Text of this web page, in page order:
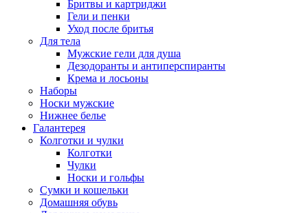
Бритвы и картриджи
Гели и пенки
Уход после бритья
Для тела
Мужские гели для душа
Дезодоранты и антиперспиранты
Крема и лосьоны
Наборы
Носки мужские
Нижнее белье
Галантерея
Колготки и чулки
Колготки
Чулки
Носки и гольфы
Сумки и кошельки
Домашняя обувь